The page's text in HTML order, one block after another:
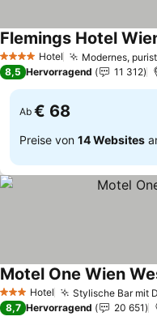
4 Sterne Hotel Modernes,
Flemings Hotel
8,5 Hervorragend 11 312
Ab € 68
Preise von 14 Websites
3 SterneHotel Stylische Bar mit
Motel One Wien
8,7 Hervorragend 20 651